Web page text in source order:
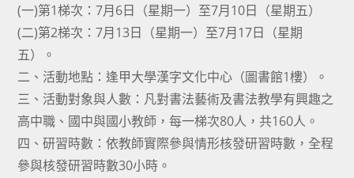
(一)第1梯次：7月6日（星期一）至7月10日（星期五）
(二)第2梯次：7月13日（星期一）至7月17日（星期
五）。
二、活動地點：逢甲大學漢字文化中心（圖書館1樓）。
三、活動對象與人數：凡對書法藝術及書法教學有興趣之
高中職、國中與國小教師，每一梯次80人，共160人。
四、研習時數：依教師實際參與情形核發研習時數，全程
參與核發研習時數30小時。